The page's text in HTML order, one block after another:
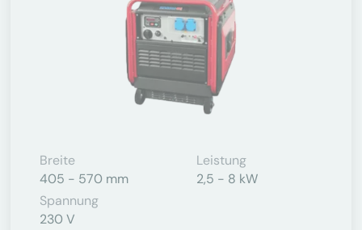
Breite
405 - 570 mm
Leistung
2,5 - 8 kW
Spannung
230 V